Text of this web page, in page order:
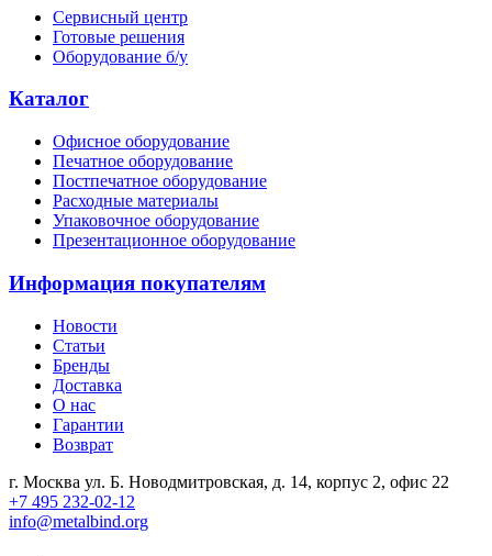
Сервисный центр
Готовые решения
Оборудование б/у
Каталог
Офисное оборудование
Печатное оборудование
Постпечатное оборудование
Расходные материалы
Упаковочное оборудование
Презентационное оборудование
Информация покупателям
Новости
Статьи
Бренды
Доставка
О нас
Гарантии
Возврат
г. Москва ул. Б. Новодмитровская, д. 14, корпус 2, офис 22
+7 495 232-02-12
info@metalbind.org